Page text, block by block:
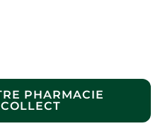
PHARMACIE